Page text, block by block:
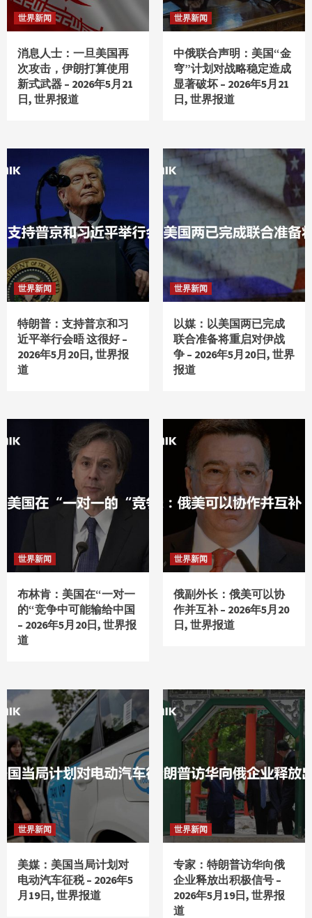
世界新闻
消息人士：一旦美国再
次攻击，伊朗打算使用
新式武器 – 2026年5月21
日, 世界报道
世界新闻
中俄联合声明：美国“金
穹”计划对战略稳定造成
显著破坏 – 2026年5月21
日, 世界报道
世界新闻
特朗普：支持普京和习
近平举行会晤 这很好 –
2026年5月20日, 世界报
道
世界新闻
以媒：以美国两已完成
联合准备将重启对伊战
争 – 2026年5月20日, 世界
报道
世界新闻
布林肯：美国在“一对一
的“竞争中可能输给中国
– 2026年5月20日, 世界报
道
世界新闻
俄副外长：俄美可以协
作并互补 – 2026年5月20
日, 世界报道
世界新闻
美媒：美国当局计划对
电动汽车征税 – 2026年5
月19日, 世界报道
世界新闻
专家：特朗普访华向俄
企业释放出积极信号 –
2026年5月19日, 世界报
道